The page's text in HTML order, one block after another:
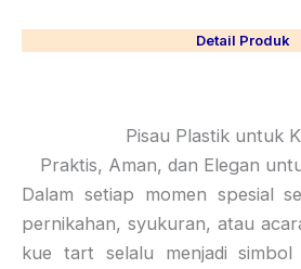
Detail Produk
Pisau Plastik untuk
Praktis, Aman, dan Elegan
Dalam setiap momen spesial
pernikahan, syukuran, atau
kue tart selalu menjadi simbol